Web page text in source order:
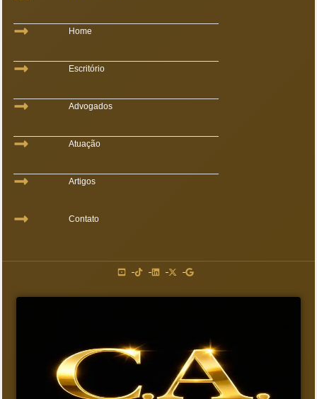
Home
Escritório
Advogados
Atuação
Artigos
Contato